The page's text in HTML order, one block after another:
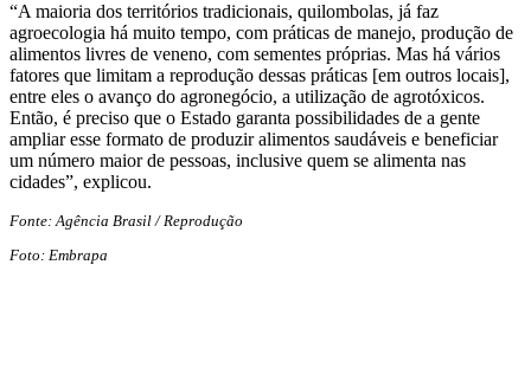
“A maioria dos territórios tradicionais, quilombolas, já faz
agroecologia há muito tempo, com práticas de manejo, produção de
alimentos livres de veneno, com sementes próprias. Mas há vários
fatores que limitam a reprodução dessas práticas [em outros locais],
entre eles o avanço do agronegócio, a utilização de agrotóxicos.
Então, é preciso que o Estado garanta possibilidades de a gente
ampliar esse formato de produzir alimentos saudáveis e beneficiar
um número maior de pessoas, inclusive quem se alimenta nas
cidades”, explicou.
Fonte: Agência Brasil / Reprodução
Foto: Embrapa